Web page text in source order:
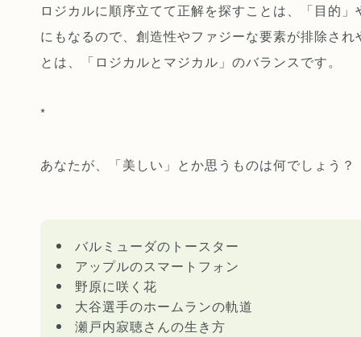
ロジカルに順序立てて正解を探すことは、「目的
にもなるので、創造性やファジーな要素が排除さ
とは、「ロジカルとマジカル」のバランスです。
*
あなたが、「美しい」とか思うものは何でしょう？
バルミューダのトースター
アップルのスマートフォン
野原に咲く花
大谷選手のホームランの軌道
瀬戸内寂聴さんの生き方